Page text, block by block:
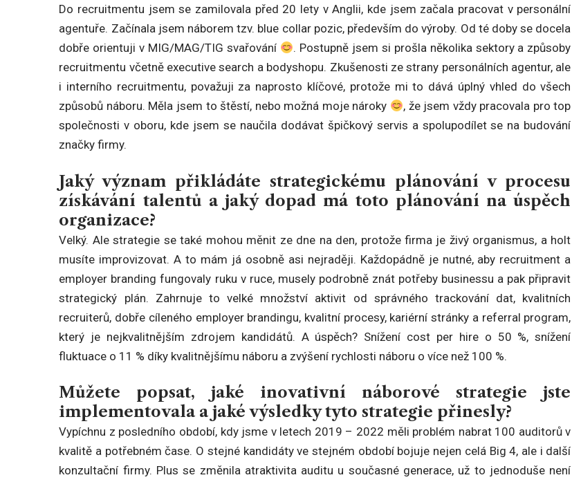
Do recruitmentu jsem se zamilovala před 20 lety v Anglii, kde jsem začala pracovat v personální
agentuře. Začínala jsem náborem tzv. blue collar pozic, především do výroby. Od té doby se docela
dobře orientuji v MIG/MAG/TIG svařování
. Postupně jsem si prošla několika sektory a způsoby
recruitmentu včetně executive search a bodyshopu. Zkušenosti ze strany personálních agentur, ale
i interního recruitmentu, považuji za naprosto klíčové, protože mi to dává úplný vhled do všech
způsobů náboru. Měla jsem to štěstí, nebo možná moje nároky
, že jsem vždy pracovala pro top
společnosti v oboru, kde jsem se naučila dodávat špičkový servis a spolupodílet se na budování
značky firmy.
Jaký význam přikládáte strategickému plánování v procesu
získávání talentů a jaký dopad má toto plánování na úspěch
organizace?
Velký. Ale strategie se také mohou měnit ze dne na den, protože firma je živý organismus, a holt
musíte improvizovat. A to mám já osobně asi nejraději. Každopádně je nutné, aby recruitment a
employer branding fungovaly ruku v ruce, musely podrobně znát potřeby businessu a pak připravit
strategický plán. Zahrnuje to velké množství aktivit od správného trackování dat, kvalitních
recruiterů, dobře cíleného employer brandingu, kvalitní procesy, kariérní stránky a referral program,
který je nejkvalitnějším zdrojem kandidátů. A úspěch? Snížení cost per hire o 50 %, snížení
fluktuace o 11 % díky kvalitnějšímu náboru a zvýšení rychlosti náboru o více než 100 %.
Můžete popsat, jaké inovativní náborové strategie jste
implementovala a jaké výsledky tyto strategie přinesly?
Vypíchnu z posledního období, kdy jsme v letech 2019 – 2022 měli problém nabrat 100 auditorů v
kvalitě a potřebném čase. O stejné kandidáty ve stejném období bojuje nejen celá Big 4, ale i další
konzultační firmy. Plus se změnila atraktivita auditu u současné generace, už to jednoduše není